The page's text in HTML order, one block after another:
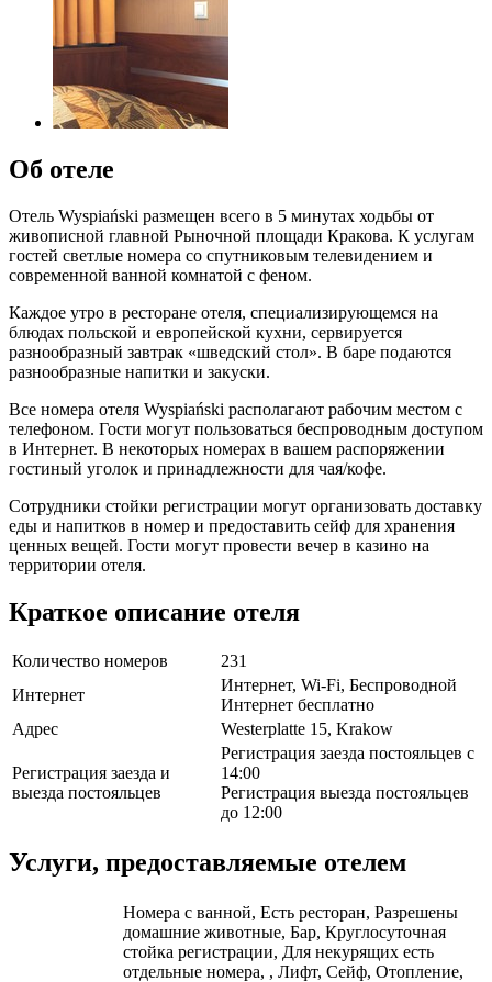
Об отеле
Отель Wyspiański размещен всего в 5 минутах ходьбы от
живописной главной Рыночной площади Кракова. К услугам
гостей светлые номера со спутниковым телевидением и
современной ванной комнатой с феном.
Каждое утро в ресторане отеля, специализирующемся на
блюдах польской и европейской кухни, сервируется
разнообразный завтрак «шведский стол». В баре подаются
разнообразные напитки и закуски.
Все номера отеля Wyspiański располагают рабочим местом с
телефоном. Гости могут пользоваться беспроводным доступом
в Интернет. В некоторых номерах в вашем распоряжении
гостиный уголок и принадлежности для чая/кофе.
Сотрудники стойки регистрации могут организовать доставку
еды и напитков в номер и предоставить сейф для хранения
ценных вещей. Гости могут провести вечер в казино на
территории отеля.
Краткое описание отеля
Количество номеров
231
Интернет
Интернет, Wi-Fi, Беспроводной
Интернет бесплатно
Адрес
Westerplatte 15, Krakow
Регистрация заезда и
выезда постояльцев
Регистрация заезда постояльцев с
14:00
Регистрация выезда постояльцев
до 12:00
Услуги, предоставляемые отелем
Номера с ванной, Есть ресторан, Разрешены
домашние животные, Бар, Круглосуточная
стойка регистрации, Для некурящих есть
отдельные номера, , Лифт, Сейф, Отопление,